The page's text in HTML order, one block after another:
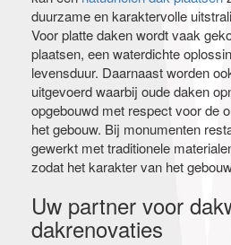
duurzame en karaktervolle
Voor platte daken wordt vaak
plaatsen, een waterdichte
levensduur. Daarnaast worden
uitgevoerd waarbij oude daken
opgebouwd met respect voor de
het gebouw. Bij monumenten
gewerkt met traditionele
zodat het karakter van het
Uw partner voor
dakrenovaties